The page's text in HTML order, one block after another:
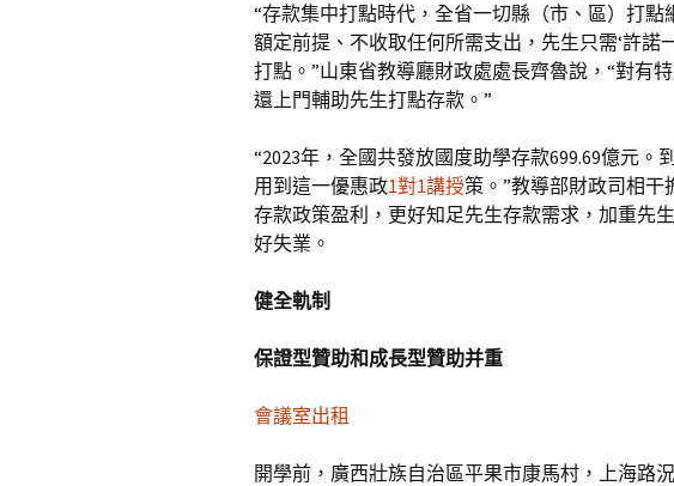
“存款集中打點時代，全省一切縣（市、區）打
額定前提、不收取任何所需支出，先生只需‘許諾
打點。”山東省教導廳財政處處長齊魯說，“對有
還上門輔助先生打點存款。”
“2023年，全國共發放國度助學存款699.69億元。
用到這一優惠政1對1講授策。”教導部財政司相
存款政策盈利，更好知足先生存款需求，加重先
好失業。
健全軌制
保證型贊助和成長型贊助并重
會議室出租
開學前，廣西壯族自治區平果市康馬村，上海路